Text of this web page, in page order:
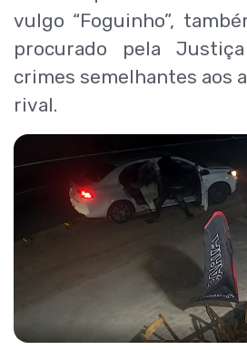
vulgo “Foguinho”,
procurado pela
crimes semelhantes aos
rival.